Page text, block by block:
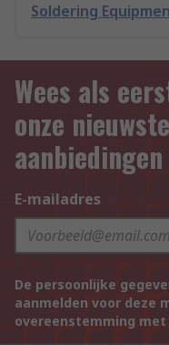
Soldering
Wees als
onze
aanbiedingen
E-mailadres
De persoonlijke
aanmelden voor deze
overeenstemming met